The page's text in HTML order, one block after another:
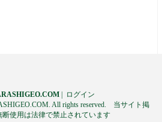
|
ログイン
All rights reserved. 当サイト掲
使用は法律で禁止されています